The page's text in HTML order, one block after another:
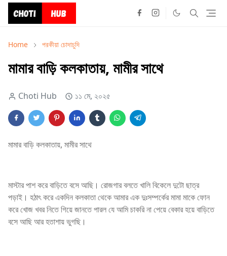
Home পরকীয়া চোদাচুদি
মামার বাড়ি কলকাতায়, মামীর সাথে
Choti Hub ১১ মে, ২০২৫
মামার বাড়ি কলকাতায়, মামীর সাথে
মাস্টার পাশ করে বাড়িতে বসে আছি। রোজগার বলতে খালি বিকেলে দুটো ছাত্র
পড়াই। হঠাৎ করে একদিন কলকাতা থেকে আমার এক দুঃসম্পর্কের মামা মাকে ফোন
করে খোজ খবর নিতে গিয়ে জানতে পারল যে আমি চাকরি না পেয়ে বেকার হয়ে বাড়িতে
বসে আছি আর হতাশায় ভুগছি।